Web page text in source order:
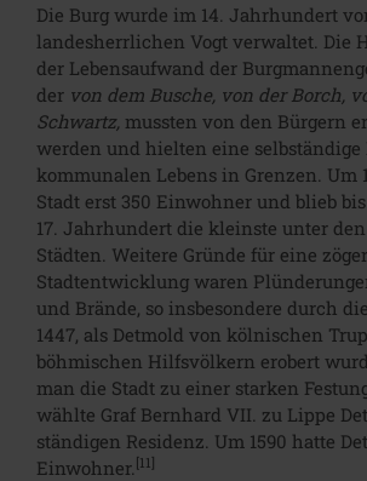
Die Burg wurde im 14. Jahrhundert
landesherrlichen Vogt verwaltet. Die
der Lebensaufwand der
der von dem Busche, von der Borch,
Schwartz, mussten von den Bürgern
werden und hielten eine selbständige
kommunalen Lebens in Grenzen. Um
Stadt erst 350 Einwohner und blieb
17. Jahrhundert die kleinste unter
Städten. Weitere Gründe für eine
Stadtentwicklung waren
und Brände, so insbesondere durch
1447, als Detmold von kölnischen
böhmischen Hilfsvölkern erobert
man die Stadt zu einer starken
wählte Graf Bernhard VII. zu Lippe
ständigen Residenz. Um 1590 hatte
Einwohner. [11]